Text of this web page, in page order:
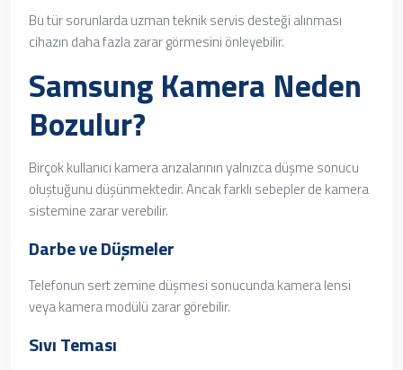
Bu tür sorunlarda uzman teknik servis desteği alınması
cihazın daha fazla zarar görmesini önleyebilir.
Samsung Kamera Neden
Bozulur?
Birçok kullanıcı kamera arızalarının yalnızca düşme sonucu
oluştuğunu düşünmektedir. Ancak farklı sebepler de kamera
sistemine zarar verebilir.
Darbe ve Düşmeler
Telefonun sert zemine düşmesi sonucunda kamera lensi
veya kamera modülü zarar görebilir.
Sıvı Teması